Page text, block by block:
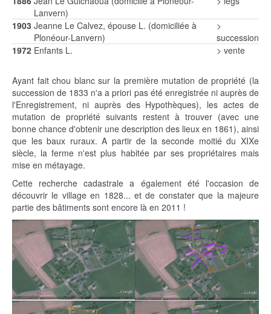
Lanvern)
1903 Jeanne Le Calvez, épouse L. (domiciliée à
Plonéour-Lanvern)
>
succession
1972 Enfants L. > vente
Ayant fait chou blanc sur la première mutation de propriété (la
succession de 1833 n'a a priori pas été enregistrée ni auprès de
l'Enregistrement, ni auprès des Hypothèques), les actes de
mutation de propriété suivants restent à trouver (avec une
bonne chance d'obtenir une description des lieux en 1861), ainsi
que les baux ruraux. A partir de la seconde moitié du XIXe
siècle, la ferme n'est plus habitée par ses propriétaires mais
mise en métayage.
Cette recherche cadastrale a également été l'occasion de
découvrir le village en 1828... et de constater que la majeure
partie des bâtiments sont encore là en 2011 !